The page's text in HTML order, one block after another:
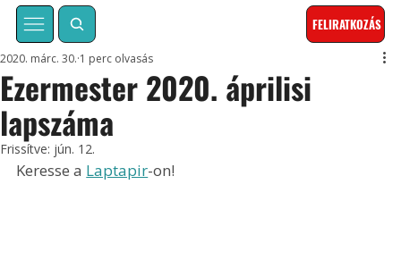
FELIRATKOZÁS
Ezermester 2020. áprilisi
lapszáma
2020. márc. 30. 1 perc olvasás
Frissítve: jún. 12.
Keresse a Laptapir-on!